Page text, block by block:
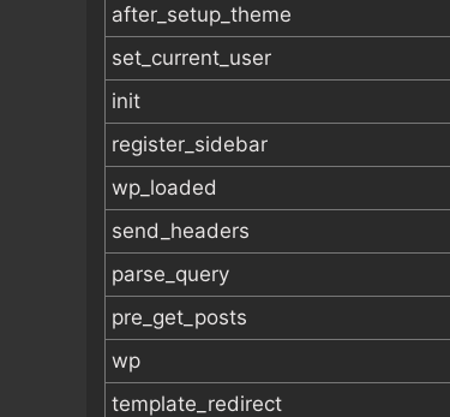
after_setup_theme
set_current_user
init
register_sidebar
wp_loaded
send_headers
parse_query
pre_get_posts
wp
template_redirect